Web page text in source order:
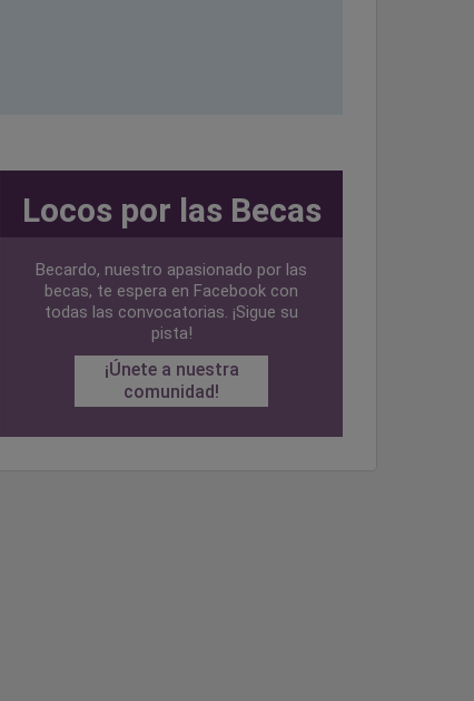
Locos por las Becas
Becardo, nuestro apasionado por las
becas, te espera en Facebook con
todas las convocatorias. ¡Sigue su
pista!
¡Únete a nuestra
comunidad!